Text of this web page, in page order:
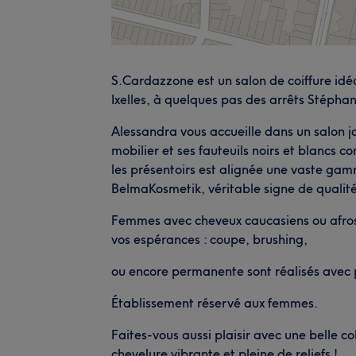
S.Cardazzone est un salon de coiffure
Ixelles, à quelques pas des arrêts
Alessandra vous accueille dans un
mobilier et ses fauteuils noirs et blancs
les présentoirs est alignée une vaste
BelmaKosmetik, véritable signe de
Femmes avec cheveux caucasiens ou
vos espérances : coupe, brushing,
ou encore permanente sont réalisés
Établissement réservé aux femmes.
Faites-vous aussi plaisir avec une belle